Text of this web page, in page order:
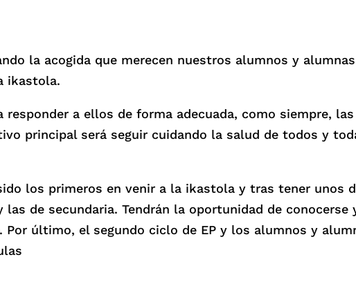
la acogida que merecen nuestros alumnos y
ikastola.
a ellos de forma adecuada, como siempre,
principal será seguir cuidando la salud de todos y
los primeros en venir a la ikastola y tras tener unos
de secundaria. Tendrán la oportunidad de conocerse
último, el segundo ciclo de EP y los alumnos y